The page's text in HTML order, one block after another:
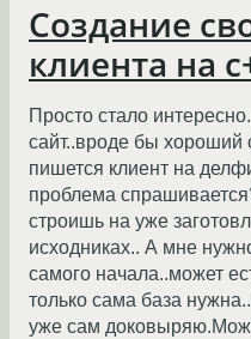
Создание
клиента на
Просто стало
сайт..вроде бы хороший
пишется клиент на
проблема
строишь на уже
исходниках.. А мне
самого начала..может
только сама база
уже сам